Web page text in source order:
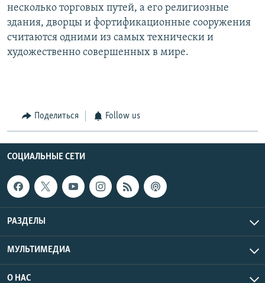
несколько торговых путей, а его религиозные
здания, дворцы и фортификационные сооружения
считаются одними из самых технически и
художественно совершенных в мире.
Поделиться Follow us
СОЦИАЛЬНЫЕ СЕТИ
РАЗДЕЛЫ
МУЛЬТИМЕДИА
О НАС